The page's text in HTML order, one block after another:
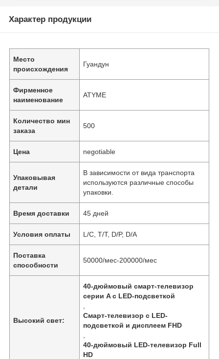
Характер продукции
Место
происхождения
Гуандун
Фирменное
наименование
ATYME
Количество мин
заказа
500
Цена negotiable
Упаковывая
детали
В зависимости от вида транспорта
используются различные способы
упаковки.
Время доставки 45 дней
Условия оплаты L/C, T/T, D/P, D/A
Поставка
способности
50000/мес-200000/мес
Высокий свет:
40-дюймовый смарт-телевизор
серии A с LED-подсветкой
Смарт-телевизор с LED-
подсветкой и дисплеем FHD
40-дюймовый LED-телевизор Full
HD